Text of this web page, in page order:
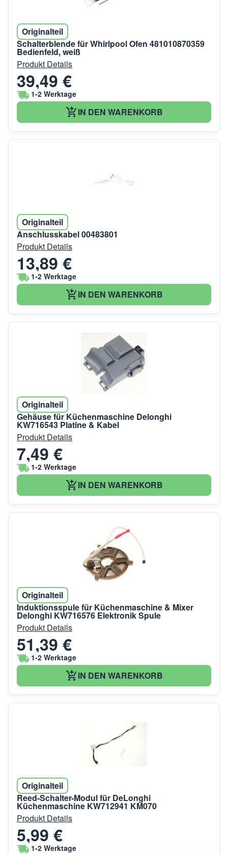
Originalteil
Schalterblende für Whirlpool Ofen 481010870359
Bedienfeld, weiß
Produkt Details
39,49 €
1-2 Werktage
IN DEN WARENKORB
Originalteil
Anschlusskabel 00483801
Produkt Details
13,89 €
1-2 Werktage
IN DEN WARENKORB
Originalteil
Gehäuse für Küchenmaschine Delonghi
KW716543 Platine & Kabel
Produkt Details
7,49 €
1-2 Werktage
IN DEN WARENKORB
Originalteil
Induktionsspule für Küchenmaschine & Mixer
Delonghi KW716576 Elektronik Spule
Produkt Details
51,39 €
1-2 Werktage
IN DEN WARENKORB
Originalteil
Reed-Schalter-Modul für DeLonghi
Küchenmaschine KW712941 KM070
Produkt Details
5,99 €
1-2 Werktage